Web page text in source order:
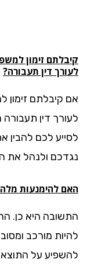
זימון למשפט
דין תעבורה?
קיבלתם זימון
דין תעבורה
לכם להבין את
ולנהל את
להימנעות
היא כן. ההליך
מורכב ומסובך,
על התוצאה